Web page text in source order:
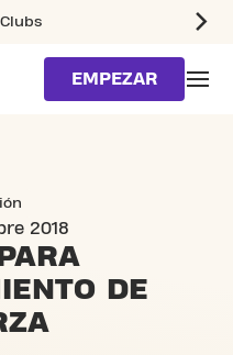
EMPEZAR
2018
DE